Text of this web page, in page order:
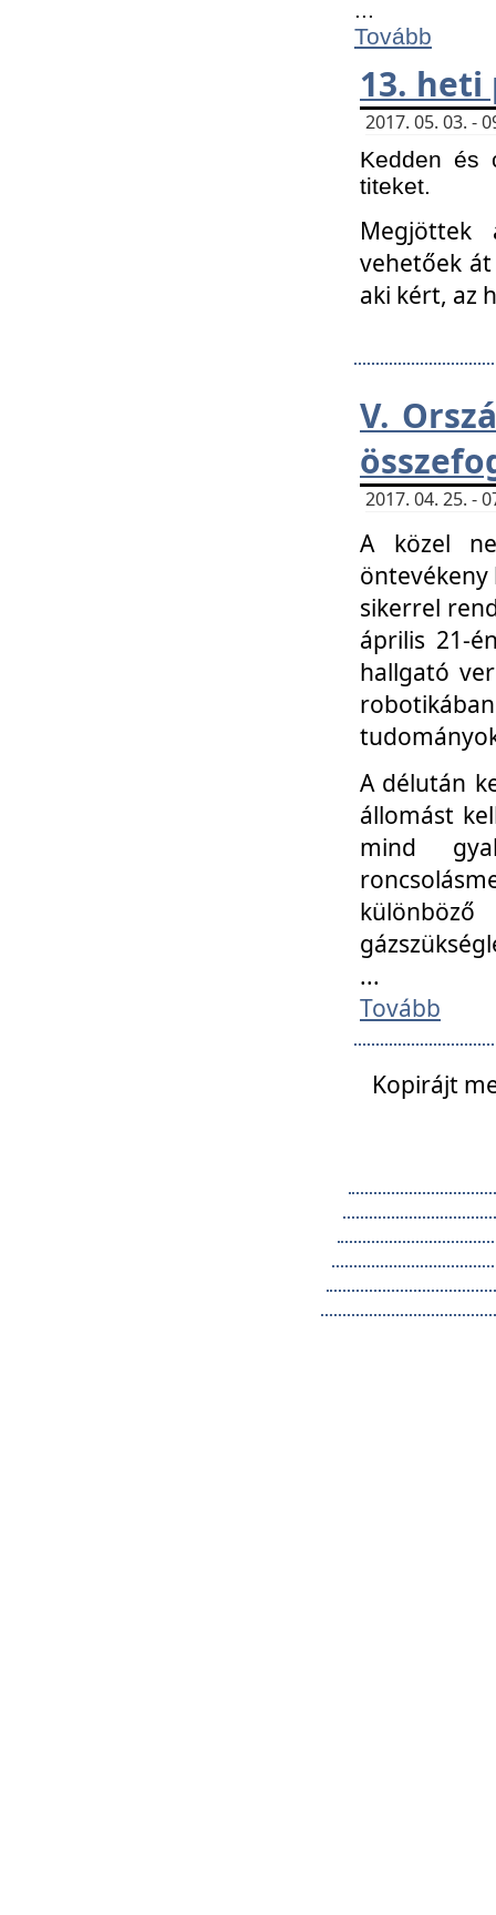
Tovább
13.
2017. 05. 03. -
Kedden és
titeket.
Megjöttek
vehetőek
aki kért, az
V.
2017. 04. 25. -
A közel
öntevékeny
sikerrel
április 21-
hallgató
A délután
állomást
mind
...
Tovább
Kopirájt